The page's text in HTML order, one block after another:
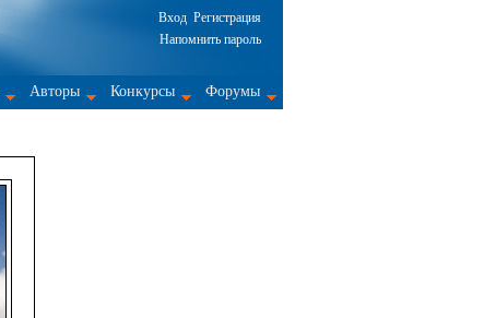
Вход Регистрация
Напомнить пароль
Авторы Конкурсы Форумы